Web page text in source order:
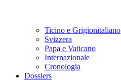
Ticino e Grigionitaliano
Svizzera
Papa e Vaticano
Internazionale
Cronologia
Dossiers